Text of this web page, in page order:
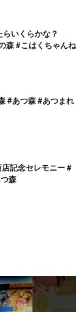
らいくらかな？
森 #こはくちゃんね
#あつ森 #あつまれ
記念セレモニー #
森